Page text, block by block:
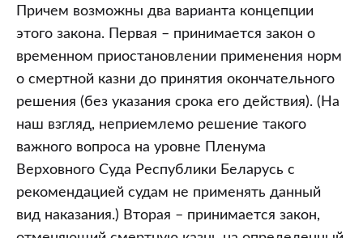
Причем возможны два варианта концепции
этого закона. Первая – принимается закон о
временном приостановлении применения норм
о смертной казни до принятия окончательного
решения (без указания срока его действия). (На
наш взгляд, неприемлемо решение такого
важного вопроса на уровне Пленума
Верховного Суда Республики Беларусь с
рекомендацией судам не применять данный
вид наказания.) Вторая – принимается закон,